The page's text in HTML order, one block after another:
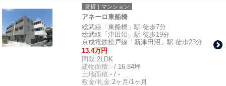
賃貸｜マンション
アネーロ東船橋
総武線「東船橋」駅 徒歩7分
総武線「津田沼」駅 徒歩19分
京成電鉄松戸線「新津田沼」駅 徒歩23分
13.4万円
間取:2LDK
建物面積:- / 16.84坪
土地面積:- / -
敷金/礼金:2ヶ月/1ヶ月